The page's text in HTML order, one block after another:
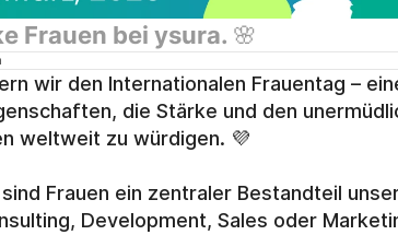
Frauen bei ysura. 🌸
wir den Internationalen Frauentag –
die Stärke und den
weltweit zu würdigen. 💜
Frauen ein zentraler Bestandteil
Development, Sales oder